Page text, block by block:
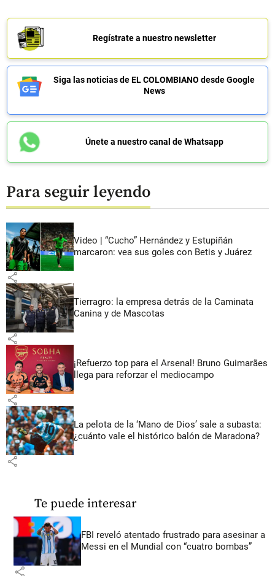
Regístrate a nuestro newsletter
Siga las noticias de EL COLOMBIANO desde Google
News
Únete a nuestro canal de Whatsapp
Para seguir leyendo
Video | “Cucho” Hernández y Estupiñán
marcaron: vea sus goles con Betis y Juárez
share
Tierragro: la empresa detrás de la Caminata
Canina y de Mascotas
share
¡Refuerzo top para el Arsenal! Bruno Guimarães
llega para reforzar el mediocampo
share
La pelota de la ‘Mano de Dios’ sale a subasta:
¿cuánto vale el histórico balón de Maradona?
share
Te puede interesar
FBI reveló atentado frustrado para asesinar a
Messi en el Mundial con “cuatro bombas”
share